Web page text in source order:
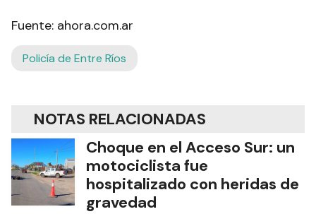
Fuente: ahora.com.ar
Policía de Entre Ríos
NOTAS RELACIONADAS
Choque en el Acceso Sur: un
motociclista fue
hospitalizado con heridas de
gravedad